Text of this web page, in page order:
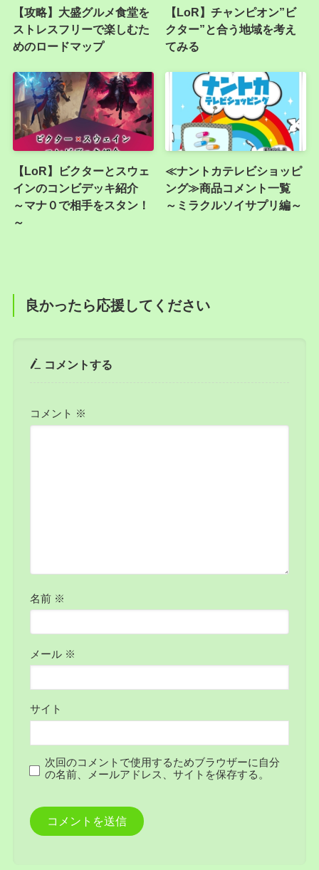
【攻略】大盛グルメ食堂を
ストレスフリーで楽しむた
めのロードマップ
【LoR】チャンピオン”ビ
クター”と合う地域を考え
てみる
【LoR】ビクターとスウェ
インのコンビデッキ紹介
～マナ０で相手をスタン！
～
≪ナントカテレビショッピ
ング≫商品コメント一覧
～ミラクルソイサプリ編～
良かったら応援してください
コメントする
コメント ※
名前 ※
メール ※
サイト
次回のコメントで使用するためブラウザーに自分
の名前、メールアドレス、サイトを保存する。